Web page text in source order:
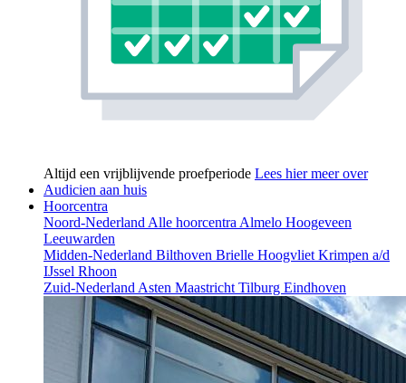
Altijd een vrijblijvende proefperiode Lees hier meer over
Audicien aan huis
Hoorcentra
Noord-Nederland Alle hoorcentra Almelo Hoogeveen
Leeuwarden
Midden-Nederland Bilthoven Brielle Hoogvliet Krimpen a/d
IJssel Rhoon
Zuid-Nederland Asten Maastricht Tilburg Eindhoven